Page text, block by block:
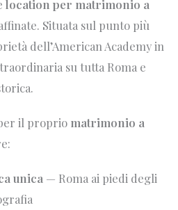
location per matrimonio a
Situata sul punto più
dell’American Academy in
su tutta Roma e
il proprio matrimonio a
unica — Roma ai piedi degli